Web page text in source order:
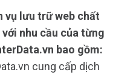
vụ lưu trữ web chất
nhu cầu của từng
bao gồm:
cung cấp dịch